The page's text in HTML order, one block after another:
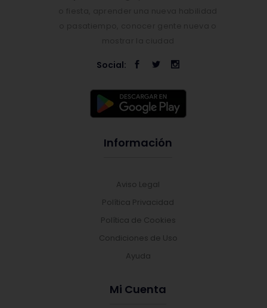
Social:
Información
Aviso Legal
Política Privacidad
Política de Cookies
Condiciones de Uso
Ayuda
Mi Cuenta